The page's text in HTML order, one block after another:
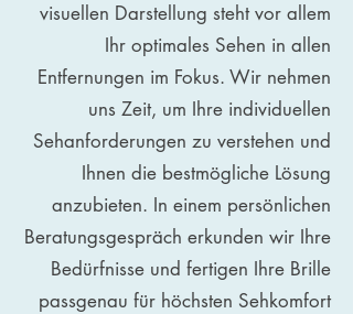
visuellen Darstellung steht vor allem
Ihr optimales Sehen in allen
Entfernungen im Fokus. Wir nehmen
uns Zeit, um Ihre individuellen
Sehanforderungen zu verstehen und
Ihnen die bestmögliche Lösung
anzubieten. In einem persönlichen
Beratungsgespräch erkunden wir Ihre
Bedürfnisse und fertigen Ihre Brille
passgenau für höchsten Sehkomfort